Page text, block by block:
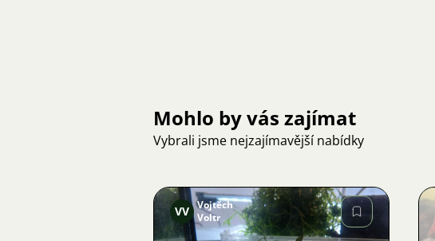
Mohlo by vás zajímat
Vybrali jsme nejzajímavější nabídky
VV Vojtěch
Voltr